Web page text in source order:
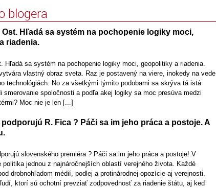
blogera
Ost. Hľadá sa systém na pochopenie logiky moci,
riadenia.
Hľadá sa systém na pochopenie logiky moci, geopolitiky a riadenia.
vlastný obraz sveta. Raz je postavený na viere, inokedy na vede,
technológiách. No za všetkými týmito podobami sa skrýva tá istá
smerovanie spoločnosti a podľa akej logiky sa moc presúva medzi
Moc nie je len [...]
R. Fica ? Páči sa im jeho práca a postoje. A
slovenského premiéra ? Páči sa im jeho práca a postoje! V
politika jednou z najnáročnejších oblastí verejného života. Každé
drobnohľadom médií, podlej a protinárodnej opozície aj verejnosti.
ktorí sú ochotní prevziať zodpovednosť za riadenie štátu, aj keď